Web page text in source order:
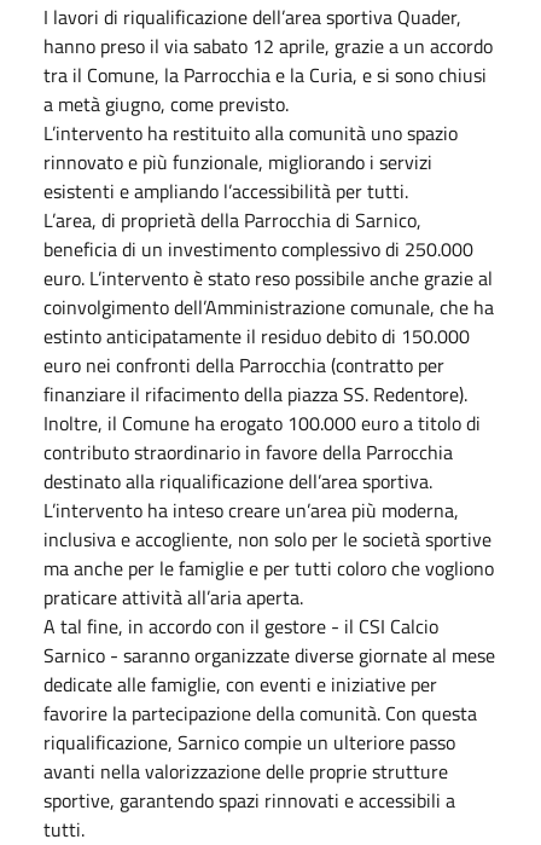
I lavori di riqualificazione dell’area sportiva Quader,
hanno preso il via sabato 12 aprile, grazie a un accordo
tra il Comune, la Parrocchia e la Curia, e si sono chiusi
a metà giugno, come previsto.
L’intervento ha restituito alla comunità uno spazio
rinnovato e più funzionale, migliorando i servizi
esistenti e ampliando l’accessibilità per tutti.
L’area, di proprietà della Parrocchia di Sarnico,
beneficia di un investimento complessivo di 250.000
euro. L’intervento è stato reso possibile anche grazie al
coinvolgimento dell’Amministrazione comunale, che ha
estinto anticipatamente il residuo debito di 150.000
euro nei confronti della Parrocchia (contratto per
finanziare il rifacimento della piazza SS. Redentore).
Inoltre, il Comune ha erogato 100.000 euro a titolo di
contributo straordinario in favore della Parrocchia
destinato alla riqualificazione dell’area sportiva.
L’intervento ha inteso creare un’area più moderna,
inclusiva e accogliente, non solo per le società sportive
ma anche per le famiglie e per tutti coloro che vogliono
praticare attività all’aria aperta.
A tal fine, in accordo con il gestore - il CSI Calcio
Sarnico - saranno organizzate diverse giornate al mese
dedicate alle famiglie, con eventi e iniziative per
favorire la partecipazione della comunità. Con questa
riqualificazione, Sarnico compie un ulteriore passo
avanti nella valorizzazione delle proprie strutture
sportive, garantendo spazi rinnovati e accessibili a
tutti.